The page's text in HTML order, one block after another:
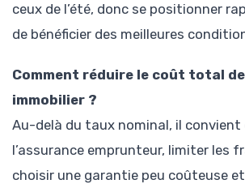
ceux de l’été, donc se positionner
de bénéficier des meilleures
Comment réduire le coût total
immobilier ?
Au-delà du taux nominal, il convient
l’assurance emprunteur, limiter les
choisir une garantie peu coûteuse